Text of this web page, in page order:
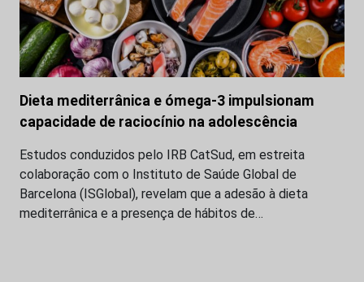
Dieta mediterrânica e ómega-3 impulsionam
capacidade de raciocínio na adolescência
Estudos conduzidos pelo IRB CatSud, em estreita
colaboração com o Instituto de Saúde Global de
Barcelona (ISGlobal), revelam que a adesão à dieta
mediterrânica e a presença de hábitos de…